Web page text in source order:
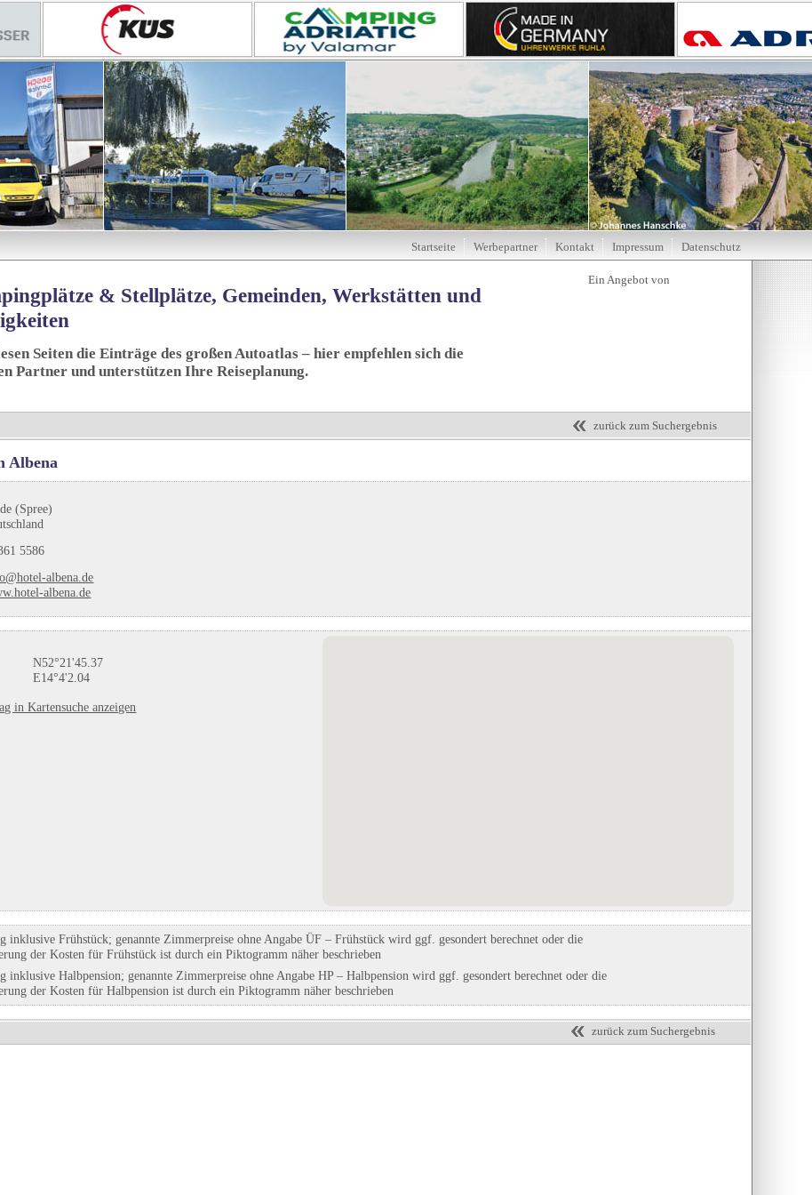
& Stellplätze, Gemeinden, Werkstätten und
Seiten die Einträge des großen Autoatlas – hier empfehlen sich die
Partner und unterstützen Ihre Reiseplanung.
zurück zum Suchergebnis
Albena
(Spree)
5586
albena.de
albena.de
N52°21'45.37
E14°4'2.04
in Kartensuche anzeigen
inklusive Frühstück; genannte Zimmerpreise ohne Angabe ÜF – Frühstück wird ggf. gesondert berechnet oder die
der Kosten für Frühstück ist durch ein Piktogramm näher beschrieben
inklusive Halbpension; genannte Zimmerpreise ohne Angabe HP – Halbpension wird ggf. gesondert berechnet oder die
der Kosten für Halbpension ist durch ein Piktogramm näher beschrieben
zurück zum Suchergebnis
Startseite Werbepartner Kontakt Impressum Datenschutz
Wohnmobilstellplatz
Schneebergblick Familie Alber
Niederösterreich
Eintrag auf Karte anzeigen